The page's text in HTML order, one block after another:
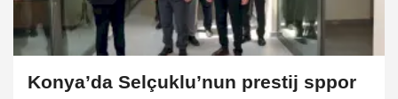
Konya’da Selçuklu’nun prestij sppor